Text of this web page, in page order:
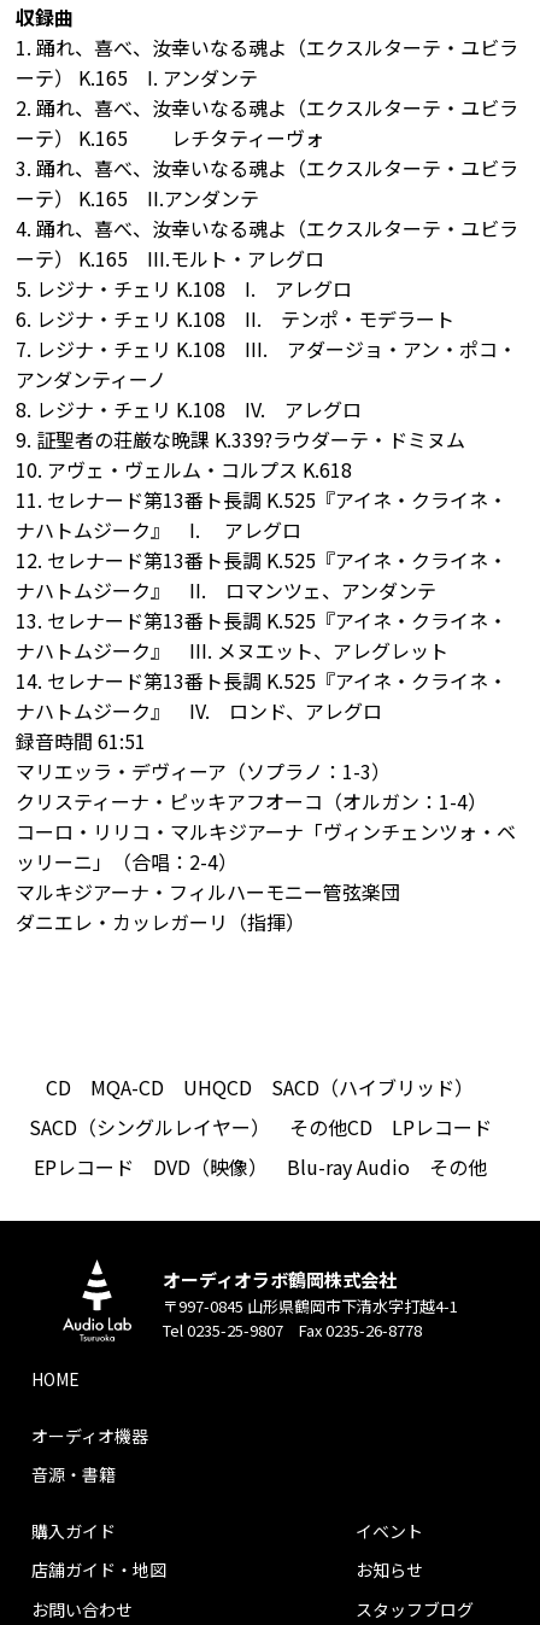
収録曲
1. 踊れ、喜べ、汝幸いなる魂よ（エクスルターテ・ユビラ
ーテ） K.165 I. アンダンテ
2. 踊れ、喜べ、汝幸いなる魂よ（エクスルターテ・ユビラ
ーテ） K.165 レチタティーヴォ
3. 踊れ、喜べ、汝幸いなる魂よ（エクスルターテ・ユビラ
ーテ） K.165 II.アンダンテ
4. 踊れ、喜べ、汝幸いなる魂よ（エクスルターテ・ユビラ
ーテ） K.165 III.モルト・アレグロ
5. レジナ・チェリ K.108 I. アレグロ
6. レジナ・チェリ K.108 II. テンポ・モデラート
7. レジナ・チェリ K.108 III. アダージョ・アン・ポコ・
アンダンティーノ
8. レジナ・チェリ K.108 IV. アレグロ
9. 証聖者の荘厳な晩課 K.339?ラウダーテ・ドミヌム
10. アヴェ・ヴェルム・コルプス K.618
11. セレナード第13番ト長調 K.525『アイネ・クライネ・
ナハトムジーク』 I. アレグロ
12. セレナード第13番ト長調 K.525『アイネ・クライネ・
ナハトムジーク』 II. ロマンツェ、アンダンテ
13. セレナード第13番ト長調 K.525『アイネ・クライネ・
ナハトムジーク』 III. メヌエット、アレグレット
14. セレナード第13番ト長調 K.525『アイネ・クライネ・
ナハトムジーク』 IV. ロンド、アレグロ
録音時間 61:51
マリエッラ・デヴィーア（ソプラノ：1-3）
クリスティーナ・ピッキアフオーコ（オルガン：1-4）
コーロ・リリコ・マルキジアーナ「ヴィンチェンツォ・ベ
ッリーニ」（合唱：2-4）
マルキジアーナ・フィルハーモニー管弦楽団
ダニエレ・カッレガーリ（指揮）
CD MQA-CD UHQCD
SACD（ハイブリッド）
SACD（シングルレイヤー）
その他CD
LPレコード
EPレコード
DVD（映像） Blu-ray Audio その他
オーディオラボ鶴岡株式会社
〒997-0845 山形県鶴岡市下清水字打越4-1
Tel 0235-25-9807 Fax 0235-26-8778
HOME
オーディオ機器
音源・書籍
購入ガイド
店舗ガイド・地図
お問い合わせ
イベント
お知らせ
スタッフブログ